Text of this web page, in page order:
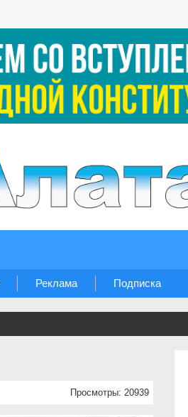
Реклама Подписка
Просмотры: 20939